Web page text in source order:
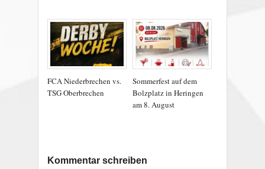
FCA Niederbrechen vs.
TSG Oberbrechen
Sommerfest auf dem
Bolzplatz in Heringen
am 8. August
Kommentar schreiben